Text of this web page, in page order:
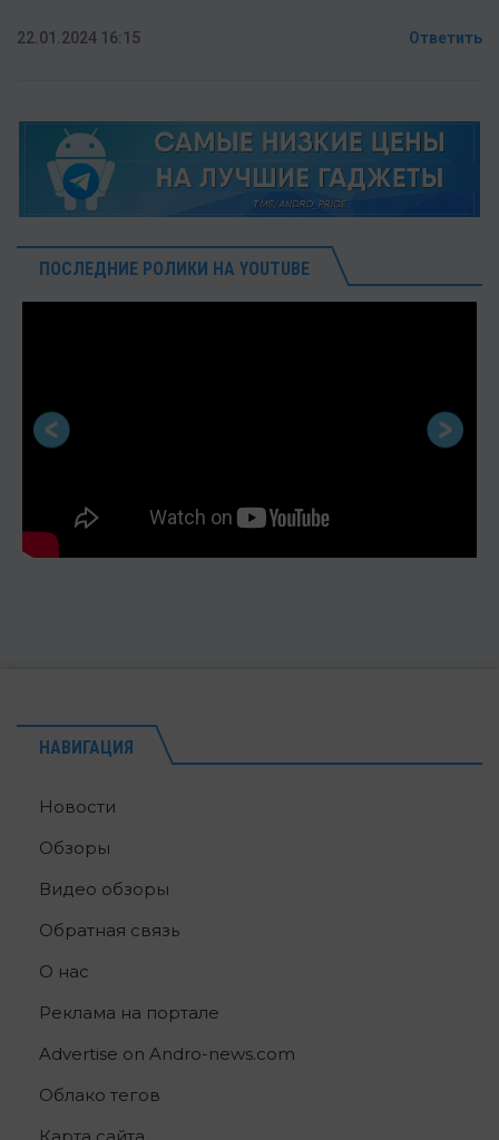
22.01.2024 16:15 Ответить
ПОСЛЕДНИЕ РОЛИКИ НА YOUTUBE
НАВИГАЦИЯ
Новости
Обзоры
Видео обзоры
Обратная связь
О нас
Реклама на портале
Advertise on Andro-news.com
Облако тегов